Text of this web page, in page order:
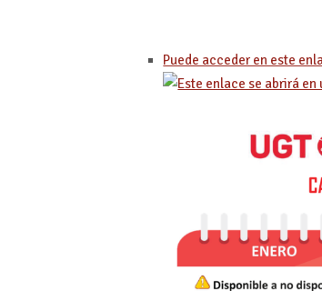
Puede acceder en este